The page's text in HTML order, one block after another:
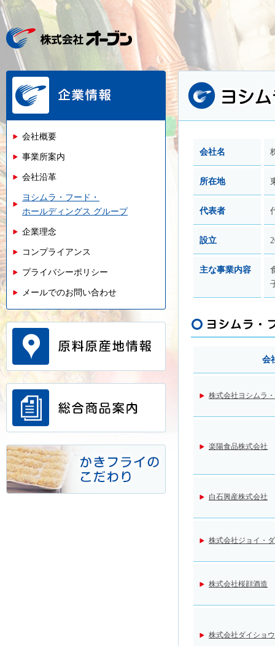
会社概要
事業所案内
会社沿革
ヨシムラ・フード・
ホールディングス グループ
企業理念
コンプライアンス
プライバシーポリシー
メールでのお問い合わせ
会社名
所在地
代表者
設立
主な事業内容
会
株式会社ヨシムラ
楽陽食品株式会社
白石興産株式会社
株式会社ジョイ・
株式会社桜顔酒造
株式会社ダイショウ